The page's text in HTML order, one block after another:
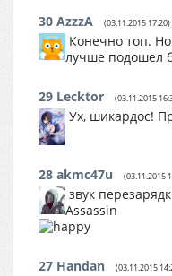
30 AzzzA (03.11.2015 17:20)
Конечно топ.
лучше подошел
29 Lecktor (03.11.2015
Ух, шикардос!
28 akmc47u (03.11.2015
звук
Assassin
27 Handan (03.11.2015